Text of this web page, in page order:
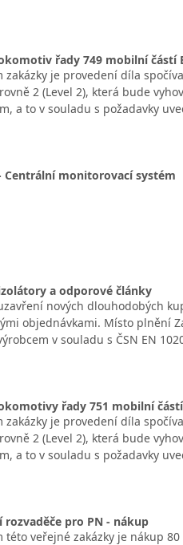
řady 749 mobilní částí
zakázky je provedení díla
2 (Level 2), která bude
a to v souladu s požadavky
Centrální monitorovací systém
a odporové články
nových dlouhodobých
objednávkami. Místo plnění
v souladu s ČSN EN
řady 751 mobilní částí
zakázky je provedení díla
2 (Level 2), která bude
a to v souladu s požadavky
rozvaděče pro PN - nákup
této veřejné zakázky je nákup